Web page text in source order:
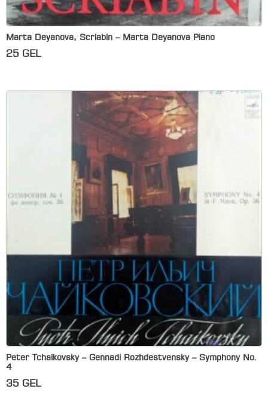
Marta Deyanova, Scriabin – Marta Deyanova Piano
25 GEL
Peter Tchaikovsky – Gennadi Rozhdestvensky – Symphony No.
4
35 GEL